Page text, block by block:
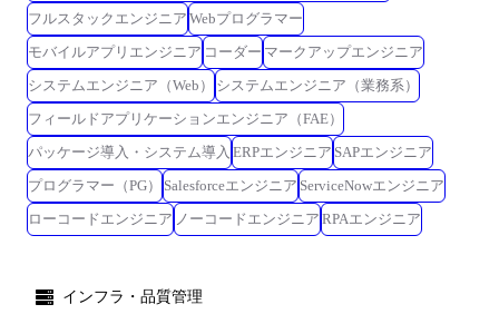
ニア発の企画・改善アイデアの立案および実行 ●従事すべき業務の変更
の範囲 会社の定める業務 主な技術スタック ●開発言語・フレームワー
ク・ライブラリ 【フロントエンド】 -
TypeScript/React/Vite/Storybook/HTML/CSS 【サーバーサイド】 -
TypeScript(Express.js/Node.js) -Kotlin(Ktor/Spring Boot) -Go/Ruby(Ruby on
Rails)/C# ●データベース・検索基盤 -PostgreSQL/Cloud SQL -Aurora
MySQL/Aurora PostgreSQL -DynamoDB/Elasticsearch/OpenSearch -
Redshift/BigQuery/Cloud Spanner/Cloud Firestore ●インフラ / プラットフ
ォーム -Google Cloud(Cloud Run/App Engine/Cloud Functions/Cloud
Tasks/GKE など) -AWS(EC2/ECS/Fargate/Lambda/S3/SQS/Kinesis/Athena な
Terraform(HCP Terraform)/Ansible/Chef/Bicep/Packer ●CI/CD・テスト -
フルスタックエンジニア Webプログラマー
モバイルアプリエンジニア コーダー マークアップエンジニア
システムエンジニア（Web）
システムエンジニア（業務系）
フィールドアプリケーションエンジニア（FAE）
パッケージ導入・システム導入 ERPエンジニア SAPエンジニア
プログラマー（PG）
Salesforceエンジニア ServiceNowエンジニア
ローコードエンジニア ノーコードエンジニア RPAエンジニア
インフラ・品質管理